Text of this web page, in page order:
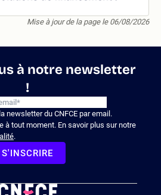
Mise à jour de la page le 06/08/2026
à notre newsletter
!
newsletter du CNFCE par email.
à tout moment. En savoir plus sur notre
.
S'INSCRIRE